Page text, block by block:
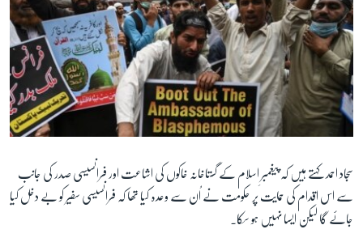
سجاد احمد کہتے ہیں کہ پیغمبرِ اسلام کے گستاخانہ خاکوں کی اشاعت اور فرانسیسی صدر کی جانب
سے اس اقدام کی حمایت پر حکومت نے اُن سے وعدہ کیا تھا کہ فرانسیسی سفیر کو بے دخل کیا
جائے گا لیکن ایسا نہیں ہو سکا۔